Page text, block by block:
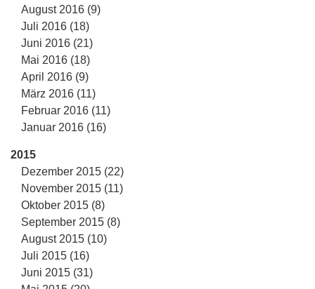
August 2016 (9)
Juli 2016 (18)
Juni 2016 (21)
Mai 2016 (18)
April 2016 (9)
März 2016 (11)
Februar 2016 (11)
Januar 2016 (16)
2015
Dezember 2015 (22)
November 2015 (11)
Oktober 2015 (8)
September 2015 (8)
August 2015 (10)
Juli 2015 (16)
Juni 2015 (31)